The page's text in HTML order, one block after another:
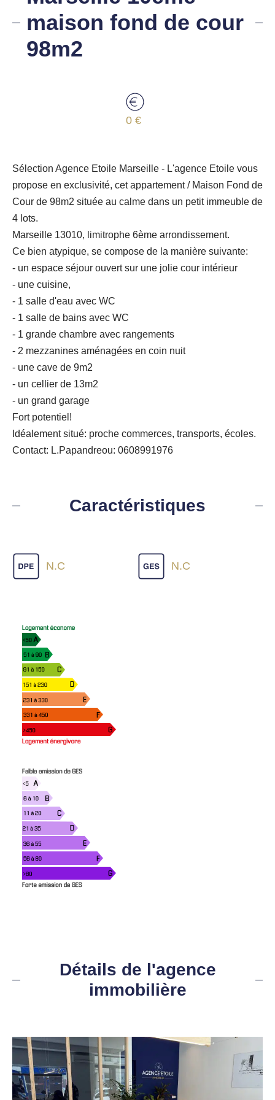
maison fond de cour
98m2
0 €
Sélection Agence Etoile Marseille - L'agence Etoile vous
propose en exclusivité, cet appartement / Maison Fond de
Cour de 98m2 située au calme dans un petit immeuble de
4 lots.
Marseille 13010, limitrophe 6ème arrondissement.
Ce bien atypique, se compose de la manière suivante:
- un espace séjour ouvert sur une jolie cour intérieur
- une cuisine,
- 1 salle d'eau avec WC
- 1 salle de bains avec WC
- 1 grande chambre avec rangements
- 2 mezzanines aménagées en coin nuit
- une cave de 9m2
- un cellier de 13m2
- un grand garage
Fort potentiel!
Idéalement situé: proche commerces, transports, écoles.
Contact: L.Papandreou: 0608991976
Caractéristiques
N.C N.C
Détails de l'agence
immobilière